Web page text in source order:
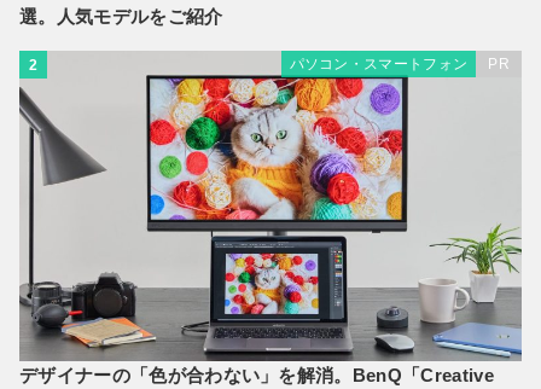
選。人気モデルをご紹介
2 パソコン・スマートフォン PR
デザイナーの「色が合わない」を解消。BenQ「Creative